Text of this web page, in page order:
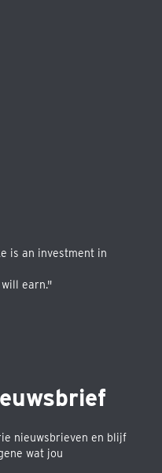
is an investment in
earn."
nieuwsbrieven en blijf
wat jou